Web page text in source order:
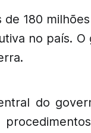
180
no país. O
do